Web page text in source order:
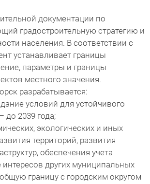
документации по
градостроительную стратегию и
населения. В соответствии с
устанавливает границы
параметры и границы
местного значения.
разрабатывается:
условий для устойчивого
до 2039 года;
экологических и иных
территорий, развития
обеспечения учета
других муниципальных
границу с городским округом